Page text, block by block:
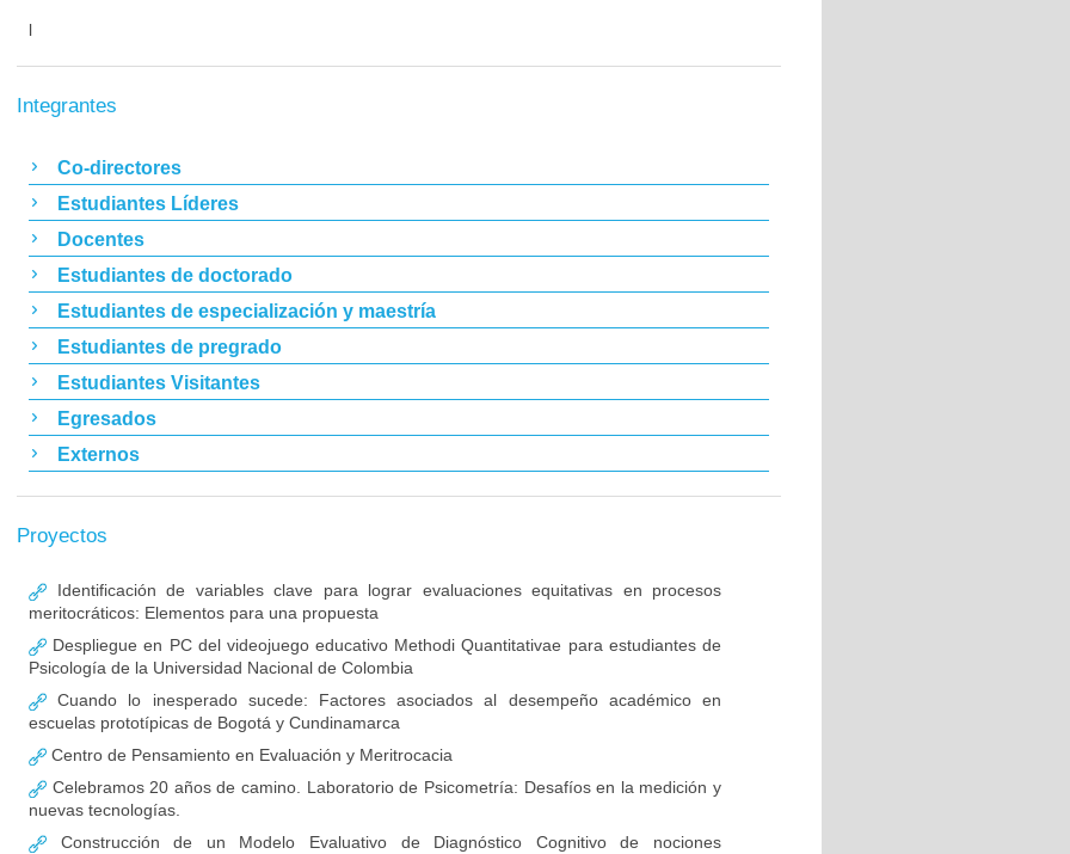
l
Integrantes
Co-directores
Estudiantes Líderes
Docentes
Estudiantes de doctorado
Estudiantes de especialización y maestría
Estudiantes de pregrado
Estudiantes Visitantes
Egresados
Externos
Proyectos
Identificación de variables clave para lograr evaluaciones equitativas en procesos
meritocráticos: Elementos para una propuesta
Despliegue en PC del videojuego educativo Methodi Quantitativae para estudiantes de
Psicología de la Universidad Nacional de Colombia
Cuando lo inesperado sucede: Factores asociados al desempeño académico en
escuelas prototípicas de Bogotá y Cundinamarca
Centro de Pensamiento en Evaluación y Meritrocacia
Celebramos 20 años de camino. Laboratorio de Psicometría: Desafíos en la medición y
nuevas tecnologías.
Construcción de un Modelo Evaluativo de Diagnóstico Cognitivo de nociones